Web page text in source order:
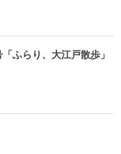
ふらり、大江戸散歩」